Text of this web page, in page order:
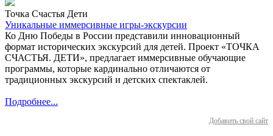
Точка Счастья Дети
Уникальные иммерсивные игры-экскурсии
Ко Дню Победы в России представили инновационный
формат исторических экскурсий для детей. Проект «ТОЧКА
СЧАСТЬЯ. ДЕТИ», предлагает иммерсивные обучающие
программы, которые кардинально отличаются от
традиционных экскурсий и детских спектаклей.
Подробнее...
Добавить свой сайт